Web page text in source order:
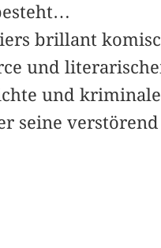
brillant
und
und
seine